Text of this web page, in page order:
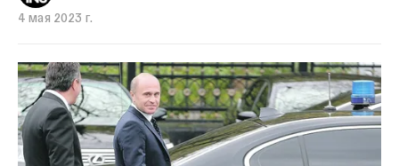
4 мая 2023 г.